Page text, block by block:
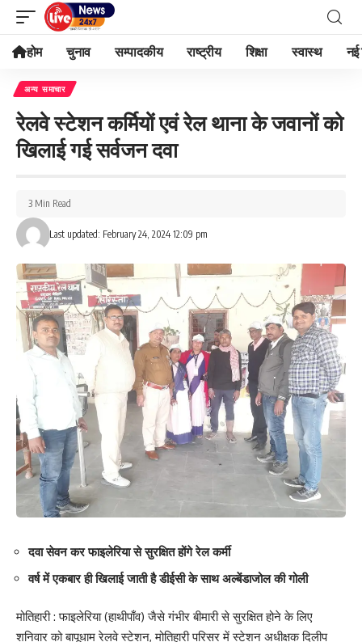
होम चुनाव सम्पादकीय राष्ट्रीय शिक्षा स्वास्थ नई
अन्य समाचार
रेलवे स्टेशन कर्मियों एवं रेल थाना के जवानों को
खिलाई गई सर्वजन दवा
Last updated: February 24, 2024 12:09 pm
3 Min Read
दवा सेवन कर फाइलेरिया से सुरक्षित होंगे रेल कर्मी
वर्ष में एकबार ही खिलाई जाती है डीईसी के साथ अल्बेंडाजोल की गोली
मोतिहारी : फाइलेरिया (हाथीपाँव) जैसे गंभीर बीमारी से सुरक्षित होने के लिए
शनिवार को बापूधाम रेलवे स्टेशन, मोतिहारी परिसर में स्टेशन अधीक्षक दिलीप